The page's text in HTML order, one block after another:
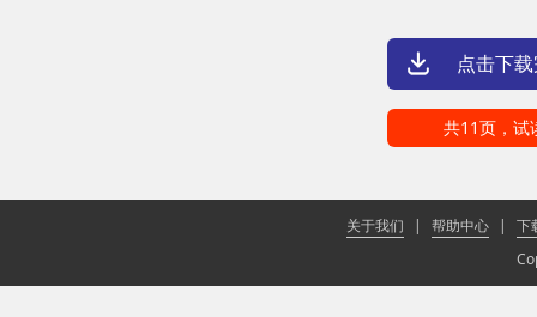
点击下
共11页，试
关于我们 | 帮助中心 |
下